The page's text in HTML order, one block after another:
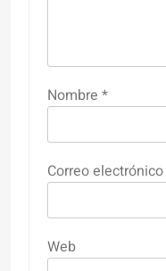
Nombre *
Correo electrónico
Web